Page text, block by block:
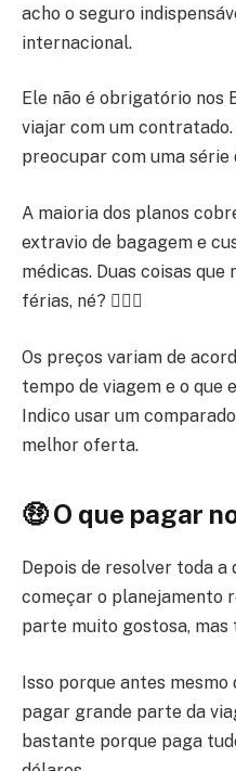
acho o seguro
internacional.
Ele não é obrigatório nos
viajar com um
preocupar com uma série
A maioria dos planos
extravio de bagagem e
médicas. Duas coisas que
férias, né? 🤦🏾‍♂️
Os preços variam de
tempo de viagem e o que
Indico usar um
melhor oferta.
🤑 O que pagar
Depois de resolver toda a
começar o planejamento
parte muito gostosa, mas
Isso porque antes
pagar grande parte da
bastante porque paga